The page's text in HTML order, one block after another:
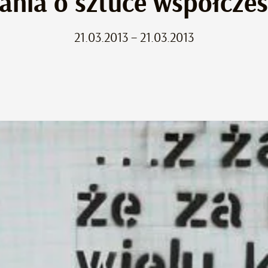
21.03.2013 – 21.03.2013